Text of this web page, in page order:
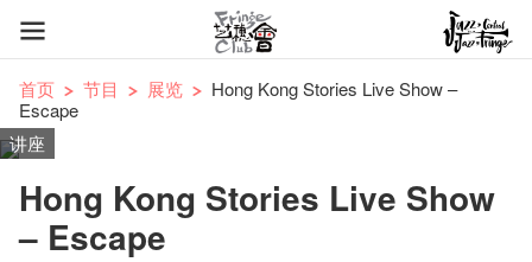
首页 节目 展览
Hong Kong Stories Live Show –
Escape
讲座
Hong Kong Stories Live Show
– Escape